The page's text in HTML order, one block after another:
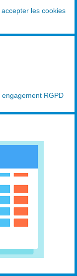
les cookies
RGPD